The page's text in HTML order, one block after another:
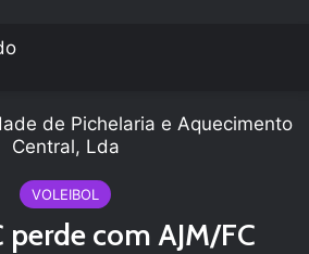
VOLEIBOL
perde com AJM/FC